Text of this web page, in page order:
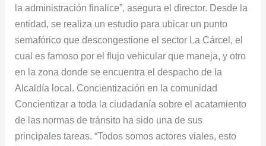
la administración finalice”, asegura el director. Desde la
entidad, se realiza un estudio para ubicar un punto
semafórico que descongestione el sector La Cárcel, el
cual es famoso por el flujo vehicular que maneja, y otro
en la zona donde se encuentra el despacho de la
Alcaldía local. Concientización en la comunidad
Concientizar a toda la ciudadanía sobre el acatamiento
de las normas de tránsito ha sido una de sus
principales tareas. “Todos somos actores viales, esto